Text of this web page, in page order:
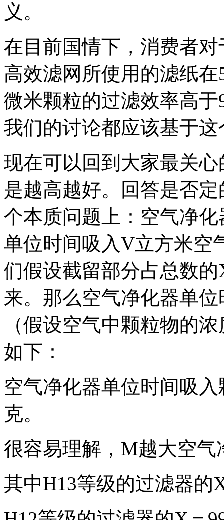
义。
在目前国情下，消费者
高效滤网所使用的滤纸
微米颗粒的过滤效率高于
我们的讨论都应该基于
现在可以回到大家最关
是越高越好。回答是否
个本质问题上：空气净
单位时间吸入V立方米空
们假设截留部分占总数
来。那么空气净化器单
（假设空气中颗粒物的
如下：
空气净化器单位时间吸
克。
很容易理解，M越大空
其中H13等级的过滤器的